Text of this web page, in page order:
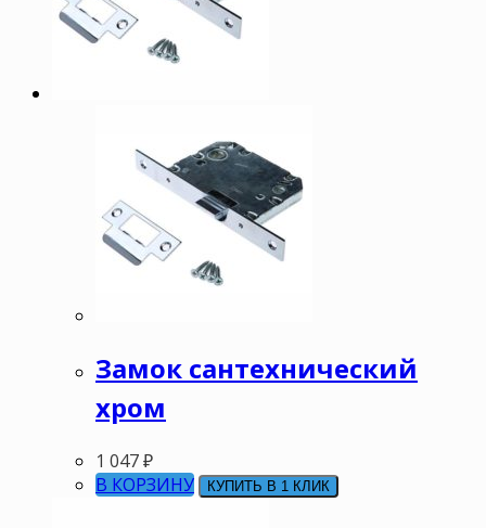
Замок сантехнический
хром
1 047₽
В КОРЗИНУ
КУПИТЬ В 1 КЛИК